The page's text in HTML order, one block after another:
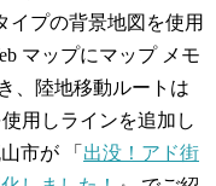
イプの背景地図を使用
マップにマップ メモ
、陸地移動ルートは
用しラインを追加し
市が 「 出没！アド街